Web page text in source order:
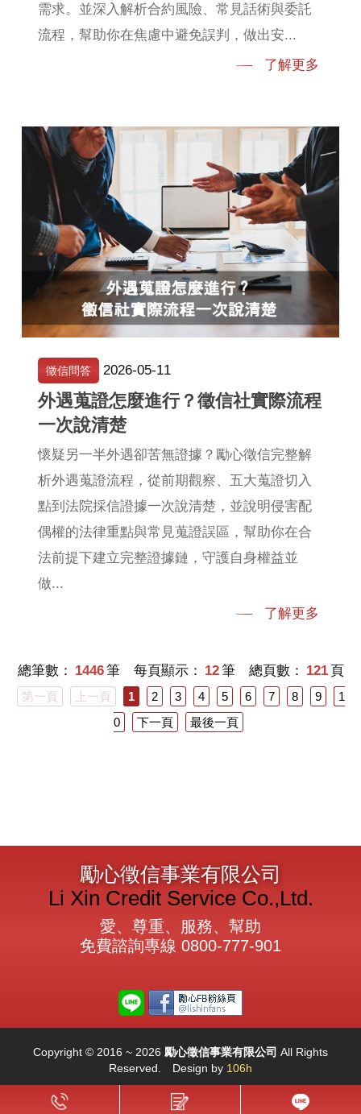
需求。並深入解析合約風險、常見話術與委託
流程，幫助你在焦慮中避免誤判，做出安...
了解更多
徵信問答 2026-05-11
外遇蒐證怎麼進行？徵信社實際流程
一次說清楚
懷疑另一半外遇卻苦無證據？勵心徵信完整解
析外遇蒐證流程，從前期觀察、五大蒐證切入
點到法院採信證據一次說清楚，並說明侵害配
偶權的法律重點與常見蒐證誤區，幫助你在合
法前提下建立完整證據鏈，守護自身權益並
做...
了解更多
總筆數： 1446筆 每頁顯示： 12筆 總頁數： 121 頁
第一頁 上一頁 1 2 3 4 5 6 7 8 9
1
0
下一頁 最後一頁
勵心徵信事業有限公司
Li Xin Credit Service Co.,Ltd.
愛、尊重、服務、幫助
免費諮詢專線 0800-777-901
Copyright © 2016 ~ 2026 勵心徵信事業有限公司 All Rights
Reserved.
Design by 106h